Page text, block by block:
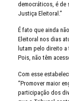
democráticos, é de
Justiça Eleitoral.”
É fato que ainda
Eleitoral nos dias
lutam pelo direito
Pois, não têm
Com esse
“Promover maior
participação dos